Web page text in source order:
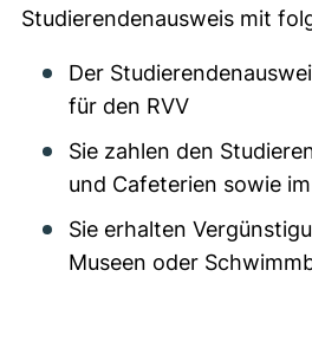
Studierendenausweis mit
Der
für den RVV
Sie zahlen den
und Cafeterien sowie
Sie erhalten
Museen oder